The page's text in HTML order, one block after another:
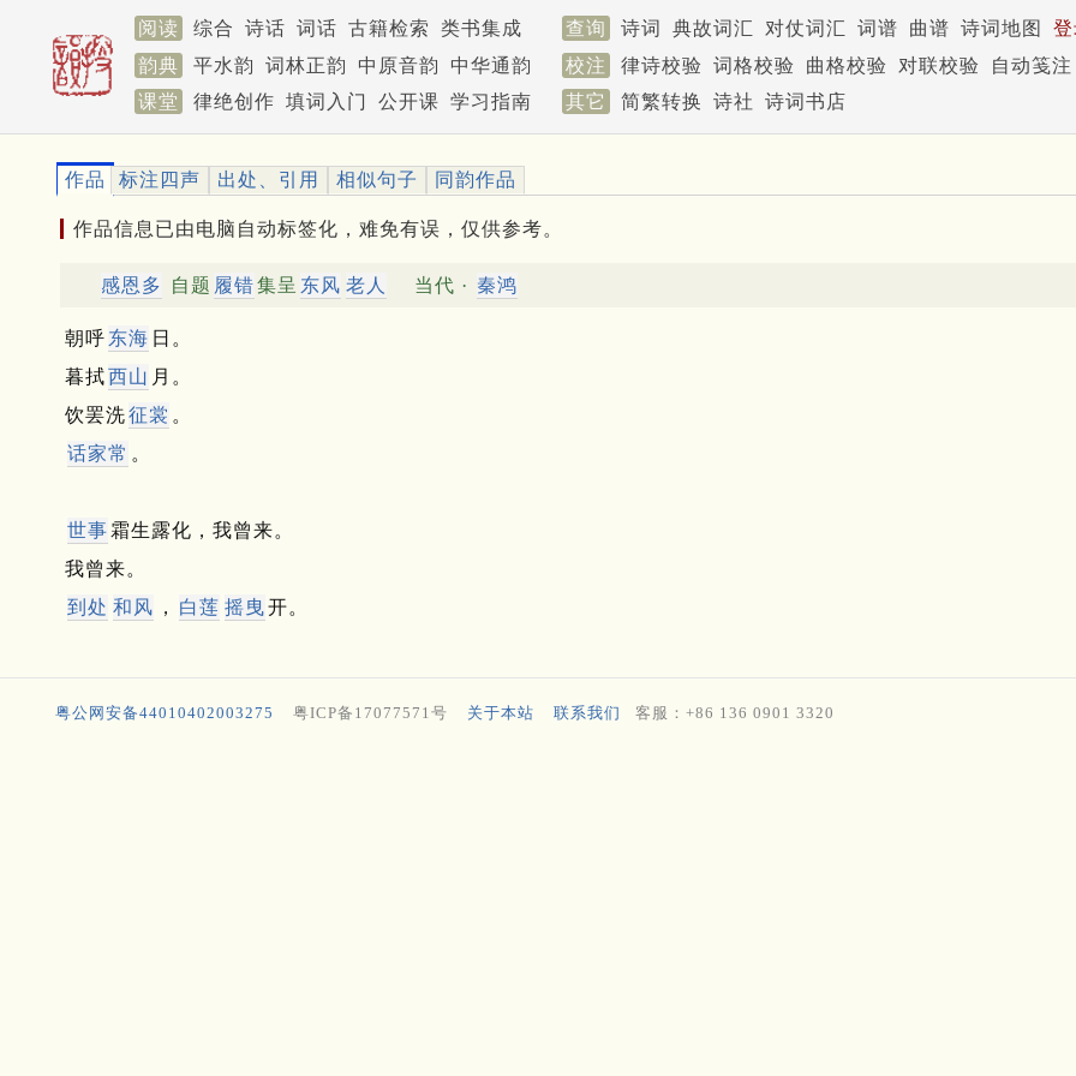
阅读 综合 诗话 词话 古籍检索 类书集成 查询 诗词 典故词汇 对仗词汇 词谱 曲谱 诗词地图
韵典
平水韵 词林正韵 中原音韵 中华通韵 校注 律诗校验 词格校验 曲格校验 对联校验
自动笺注
课堂
律绝创作 填词入门 公开课 学习指南 其它 简繁转换 诗社 诗词书店
作品 标注四声 出处、引用 相似句子 同韵作品
作品信息已由电脑自动标签化，难免有误，仅供参考。
感恩多 自题 履错集呈 东风 老人 当代 · 秦鸿
朝呼 东海 日。
暮拭西山 月。
饮罢洗征裳 。
话家常 。
世事 霜生露化，我曾来。
我曾来。
到处 和风 ， 白莲 摇曳开。
粤公网安备44010402003275 粤ICP备17077571号 关于本站 联系我们 客服：+86 136 0901 3320